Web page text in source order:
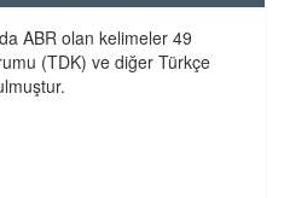
ABR olan kelimeler 49
(TDK) ve diğer Türkçe